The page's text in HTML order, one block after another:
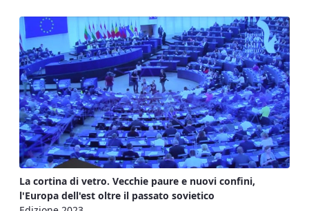
La cortina di vetro. Vecchie paure e nuovi confini,
l'Europa dell'est oltre il passato sovietico